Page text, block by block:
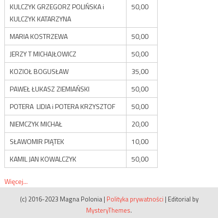
KULCZYK GRZEGORZ POLIŃSKA i
KULCZYK KATARZYNA
50,00
MARIA KOSTRZEWA
50,00
JERZY T MICHAJŁOWICZ
50,00
KOZIOŁ BOGUSŁAW
35,00
PAWEŁ ŁUKASZ ZIEMIAŃSKI
50,00
POTERA LIDIA i POTERA KRZYSZTOF
50,00
NIEMCZYK MICHAŁ
20,00
SŁAWOMIR PIĄTEK
10,00
KAMIL JAN KOWALCZYK
50,00
Więcej...
(c) 2016-2023 Magna Polonia | Polityka prywatności | Editorial by
MysteryThemes.